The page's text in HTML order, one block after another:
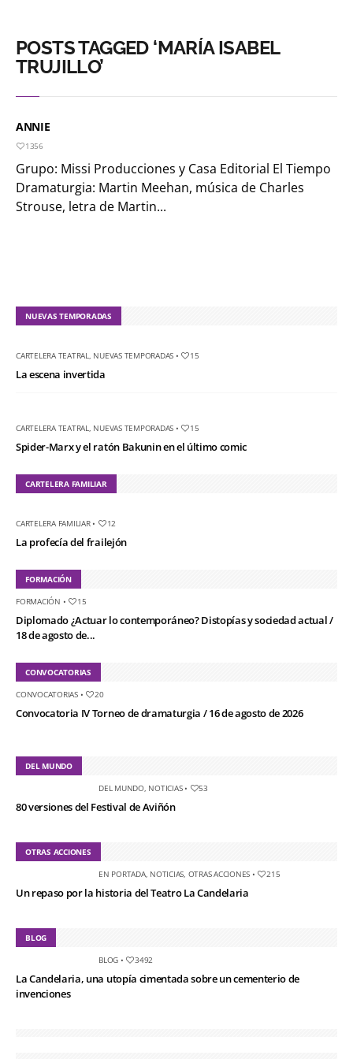
POSTS TAGGED ‘MARÍA ISABEL
TRUJILLO’
ANNIE
1356
Grupo: Missi Producciones y Casa Editorial El Tiempo
Dramaturgia: Martin Meehan, música de Charles
Strouse, letra de Martin...
NUEVAS TEMPORADAS
CARTELERA TEATRAL NUEVAS TEMPORADAS • 15
La escena invertida
CARTELERA TEATRAL NUEVAS TEMPORADAS • 15
Spider-Marx y el ratón Bakunin en el último comic
CARTELERA FAMILIAR
CARTELERA FAMILIAR• 12
La profecía del frailejón
FORMACIÓN
FORMACIÓN • 15
Diplomado ¿Actuar lo contemporáneo? Distopías y sociedad actual /
18 de agosto de...
CONVOCATORIAS
CONVOCATORIAS• 20
Convocatoria IV Torneo de dramaturgia / 16 de agosto de 2026
DEL MUNDO
DEL MUNDO, NOTICIAS• 53
80 versiones del Festival de Aviñón
OTRAS ACCIONES
EN PORTADA, NOTICIAS OTRAS ACCIONES • 215
Un repaso por la historia del Teatro La Candelaria
BLOG
BLOG • 3492
La Candelaria, una utopía cimentada sobre un cementerio de
invenciones